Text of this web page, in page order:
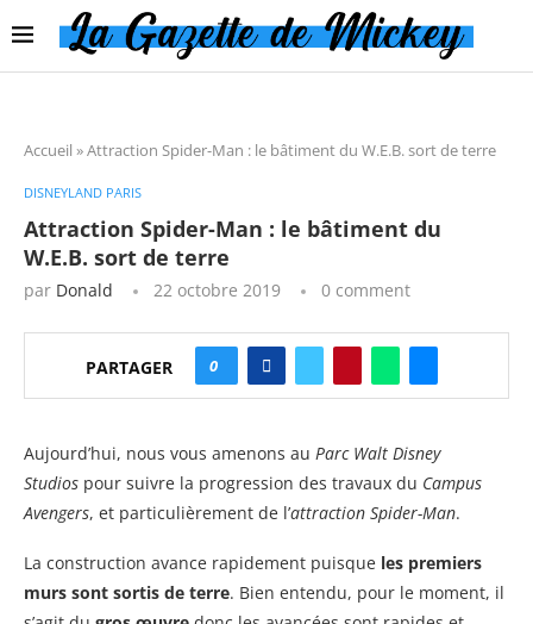
Accueil »Attraction Spider-Man : le bâtiment du W.E.B. sort de terre
DISNEYLAND PARIS
Attraction Spider-Man : le bâtiment du
W.E.B. sort de terre
par Donald 22 octobre 2019 0 comment
PARTAGER 0
Aujourd’hui, nous vous amenons au Parc Walt Disney
Studios pour suivre la progression des travaux du Campus
Avengers, et particulièrement de l’attraction Spider-Man.
La construction avance rapidement puisque les premiers
murs sont sortis de terre. Bien entendu, pour le moment, il